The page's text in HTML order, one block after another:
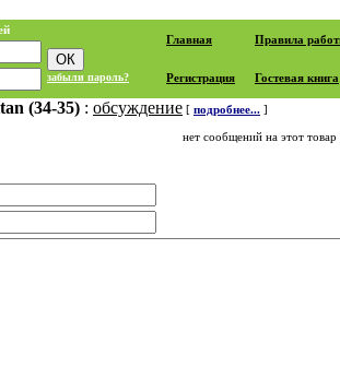
забыли пароль?
Главная Правила
Регистрация Гостевая книга
(34-35) : обсуждение [ подробнее... ]
нет сообщений на этот товар